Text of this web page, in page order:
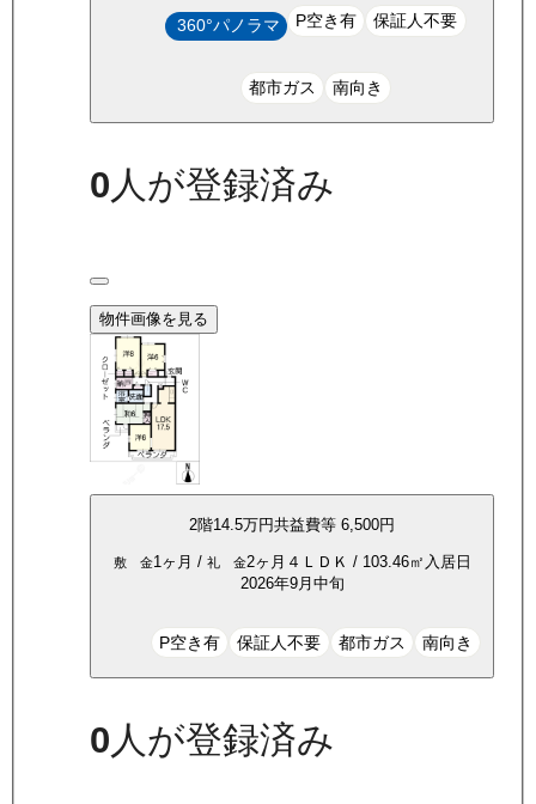
360°パノラマ P空き有 保証人不要
都市ガス 南向き
0人が登録済み
物件画像を見る
2階14.5万円共益費等 6,500円
敷 金1ヶ月 / 礼 金2ヶ月 ４ＬＤＫ / 103.46㎡ 入居日
2026年9月中旬
P空き有 保証人不要 都市ガス 南向き
0 人が登録済み